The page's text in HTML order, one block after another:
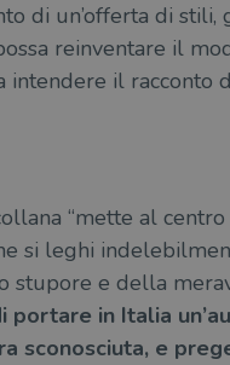
di un’offerta di stili,
reinventare il
intendere il racconto
“mette al centro
si leghi
stupore e della
portare in Italia
sconosciuta, e